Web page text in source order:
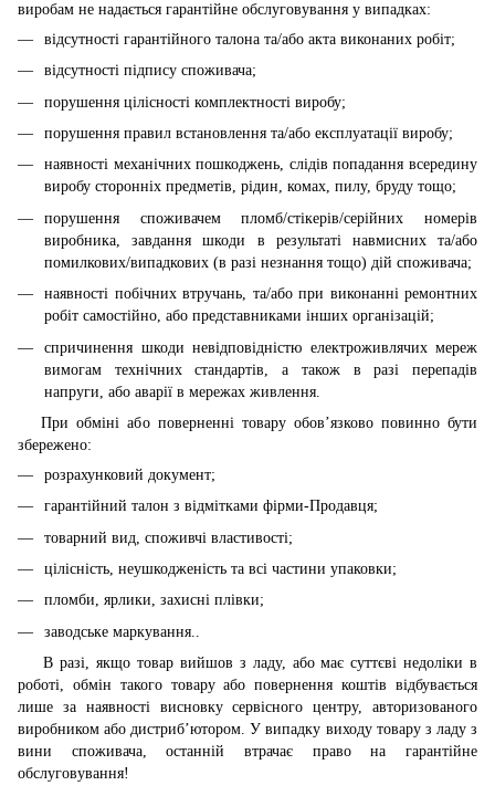
виробам не надається гарантійне обслуговування у випадках:
відсутності гарантійного талона та/або акта виконаних робіт;
відсутності підпису споживача;
порушення цілісності комплектності виробу;
порушення правил встановлення та/або експлуатації виробу;
наявності механічних пошкоджень, слідів попадання всередину
виробу сторонніх предметів, рідин, комах, пилу, бруду тощо;
порушення споживачем пломб/стікерів/серійних номерів
виробника, завдання шкоди в результаті навмисних та/або
помилкових/випадкових (в разі незнання тощо) дій споживача;
наявності побічних втручань, та/або при виконанні ремонтних
робіт самостійно, або представниками інших організацій;
спричинення шкоди невідповідністю електроживлячих мереж
вимогам технічних стандартів, а також в разі перепадів
напруги, або аварії в мережах живлення.
При обміні або поверненні товару обов’язково повинно бути
збережено:
розрахунковий документ;
гарантійний талон з відмітками фірми-Продавця;
товарний вид, споживчі властивості;
цілісність, неушкодженість та всі частини упаковки;
пломби, ярлики, захисні плівки;
заводське маркування..
В разі, якщо товар вийшов з ладу, або має суттєві недоліки в
роботі, обмін такого товару або повернення коштів відбувається
лише за наявності висновку сервісного центру, авторизованого
виробником або дистриб’ютором. У випадку виходу товару з ладу з
вини споживача, останній втрачає право на гарантійне
обслуговування!